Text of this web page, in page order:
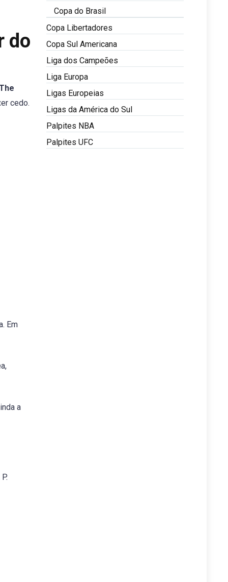
do
cedo.
Em
a
Copa do Brasil
Copa Libertadores
Copa Sul Americana
Liga dos Campeões
Liga Europa
Ligas Europeias
Ligas da América do Sul
Palpites NBA
Palpites UFC